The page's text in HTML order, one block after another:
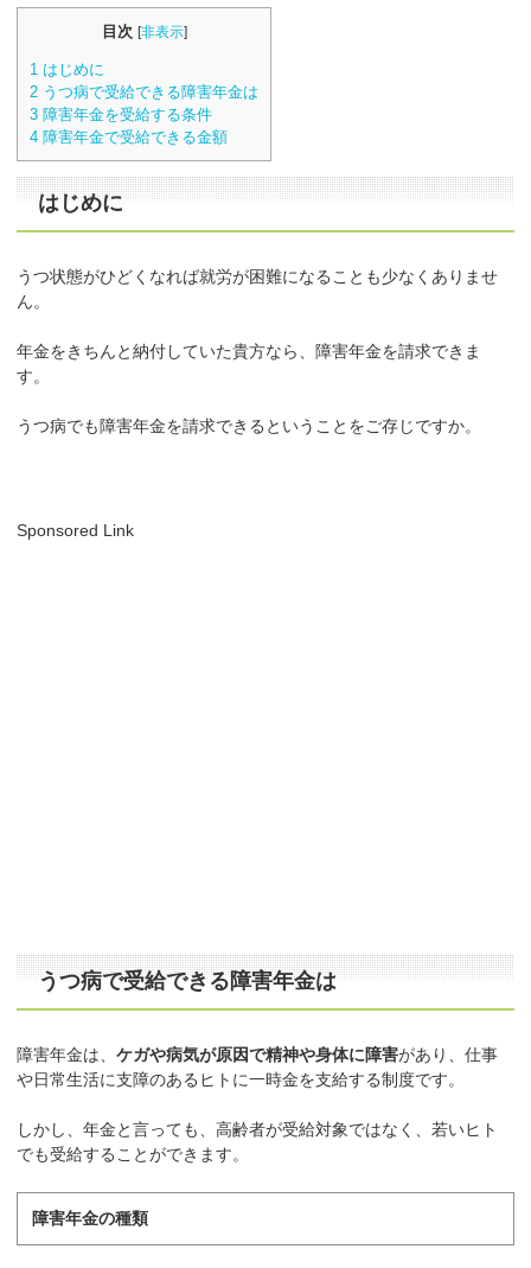
目次 [非表示]
1 はじめに
2 うつ病で受給できる障害年金は
3 障害年金を受給する条件
4 障害年金で受給できる金額
はじめに
うつ状態がひどくなれば就労が困難になることも少なくありませ
ん。
年金をきちんと納付していた貴方なら、障害年金を請求できま
す。
うつ病でも障害年金を請求できるということをご存じですか。
Sponsored Link
うつ病で受給できる障害年金は
障害年金は、ケガや病気が原因で精神や身体に障害があり、仕事
や日常生活に支障のあるヒトに一時金を支給する制度です。
しかし、年金と言っても、高齢者が受給対象ではなく、若いヒト
でも受給することができます。
障害年金の種類